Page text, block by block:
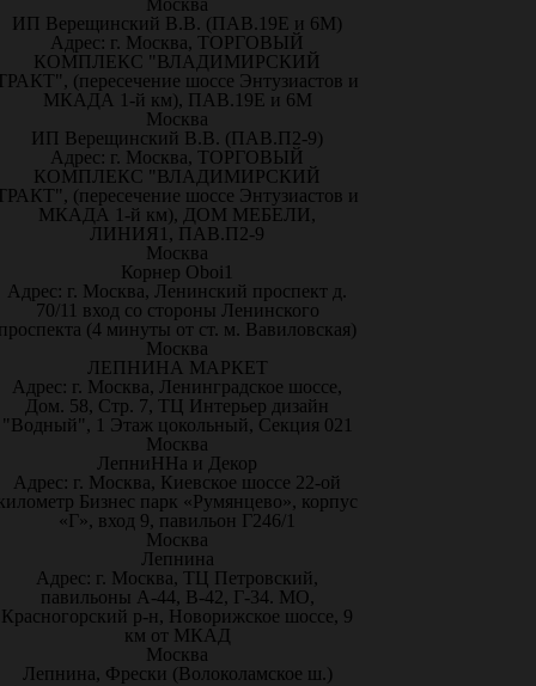
Москва
ИП Верещинский В.В. (ПАВ.19Е и 6М)
Адрес: г. Москва, ТОРГОВЫЙ
КОМПЛЕКС "ВЛАДИМИРСКИЙ
(пересечение шоссе Энтузиастов и
МКАДА 1-й км), ПАВ.19Е и 6М
Москва
ИП Верещинский В.В. (ПАВ.П2-9)
Адрес: г. Москва, ТОРГОВЫЙ
КОМПЛЕКС "ВЛАДИМИРСКИЙ
(пересечение шоссе Энтузиастов и
МКАДА 1-й км), ДОМ МЕБЕЛИ,
ЛИНИЯ1, ПАВ.П2-9
Москва
Корнер Oboi1
Адрес: г. Москва, Ленинский проспект д.
70/11 вход со стороны Ленинского
(4 минуты от ст. м. Вавиловская)
Москва
ЛЕПНИНА МАРКЕТ
Адрес: г. Москва, Ленинградское шоссе,
Дом. 58, Стр. 7, ТЦ Интерьер дизайн
"Водный", 1 Этаж цокольный, Секция 021
Москва
ЛепниННа и Декор
Адрес: г. Москва, Киевское шоссе 22-ой
Бизнес парк «Румянцево», корпус
«Г», вход 9, павильон Г246/1
Москва
Лепнина
Адрес: г. Москва, ТЦ Петровский,
павильоны А-44, В-42, Г-34. МО,
Красногорский р-н, Новорижское шоссе, 9
км от МКАД
Москва
Лепнина, Фрески (Волоколамское ш.)